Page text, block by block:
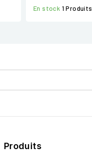
En stock 1 Produits
Produits